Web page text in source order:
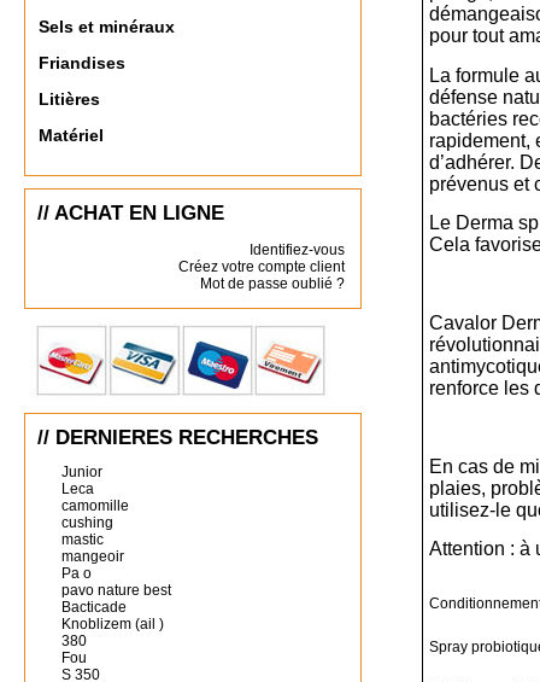
Sels et minéraux
Friandises
Litières
Matériel
// ACHAT EN LIGNE
Identifiez-vous
Créez votre compte client
Mot de passe oublié ?
// DERNIERES RECHERCHES
Junior
Leca
camomille
cushing
mastic
mangeoir
Pa o
pavo nature best
Bacticade
Knoblizem (ail )
380
Fou
S 350
pour tout
La formule
défense
bactéries
rapidement,
d’adhérer.
prévenus et
Le Derma
Cela
Cavalor
renforce les
En cas de
plaies,
utilisez-le
Attention : à
Spray